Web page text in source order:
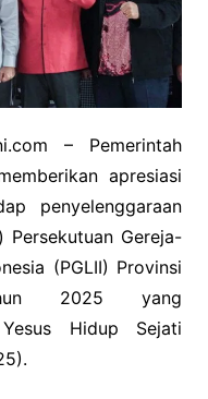
– Pemerintah
apresiasi
penyelenggaraan
Persekutuan Gereja-
(PGLII) Provinsi
2025 yang
Hidup Sejati